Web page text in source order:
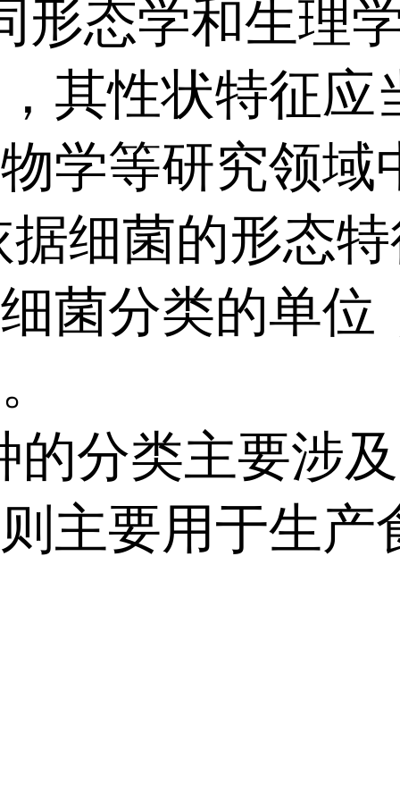
学和生理学特
其性状特征
学等研究领域
的形态特征
菌分类的单
类主要涉及
主要用于生